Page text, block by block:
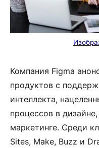
Компания Figma
продуктов с
интеллекта,
процессов в
маркетинге. Среди
Sites, Make, Buzz и